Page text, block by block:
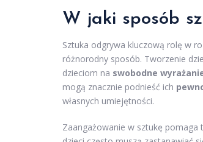
W jaki sposób
Sztuka odgrywa kluczową rolę w
różnorodny sposób. Tworzenie
dzieciom na swobodne
mogą znacznie podnieść ich
własnych umiejętności.
Zaangażowanie w sztukę